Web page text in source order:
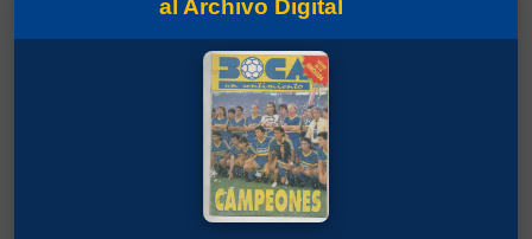
Torneo Clausura 1991
Batistuta, Gabriel Omar
al Archivo Digital